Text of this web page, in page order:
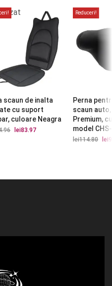
scaun de inalta
cu suport
culoare Neagra
Prețul
lei83.97
Reduceri!
Perna
scaun
Premium,
model
lei114.80 lei